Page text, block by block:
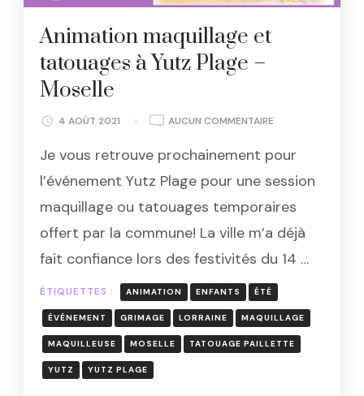
Animation maquillage et
tatouages à Yutz Plage –
Moselle
4 AOÛT 2021 AUCUN COMMENTAIRE
ET
À
YUTZ
–
MOSELLE
Je vous retrouve prochainement pour
l’événement Yutz Plage pour une session
maquillage ou tatouages temporaires
offert par la commune! La ville m’a déjà
fait confiance lors des festivités du 14 …
ÉTIQUETTES : ANIMATION ENFANTS ÉTÉ
ÉVÉNEMENT GRIMAGE LORRAINE MAQUILLAGE
MAQUILLEUSE MOSELLE TATOUAGE PAILLETTE
YUTZ YUTZ PLAGE